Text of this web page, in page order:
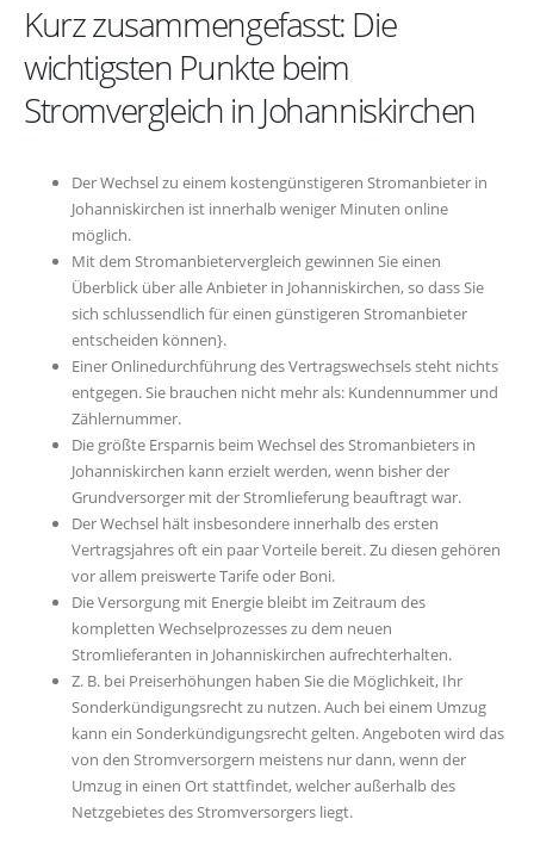
Kurz zusammengefasst: Die
wichtigsten Punkte beim
Stromvergleich in Johanniskirchen
Der Wechsel zu einem kostengünstigeren Stromanbieter in
Johanniskirchen ist innerhalb weniger Minuten online
möglich.
Mit dem Stromanbietervergleich gewinnen Sie einen
Überblick über alle Anbieter in Johanniskirchen, so dass Sie
sich schlussendlich für einen günstigeren Stromanbieter
entscheiden können}.
Einer Onlinedurchführung des Vertragswechsels steht nichts
entgegen. Sie brauchen nicht mehr als: Kundennummer und
Zählernummer.
Die größte Ersparnis beim Wechsel des Stromanbieters in
Johanniskirchen kann erzielt werden, wenn bisher der
Grundversorger mit der Stromlieferung beauftragt war.
Der Wechsel hält insbesondere innerhalb des ersten
Vertragsjahres oft ein paar Vorteile bereit. Zu diesen gehören
vor allem preiswerte Tarife oder Boni.
Die Versorgung mit Energie bleibt im Zeitraum des
kompletten Wechselprozesses zu dem neuen
Stromlieferanten in Johanniskirchen aufrechterhalten.
Z. B. bei Preiserhöhungen haben Sie die Möglichkeit, Ihr
Sonderkündigungsrecht zu nutzen. Auch bei einem Umzug
kann ein Sonderkündigungsrecht gelten. Angeboten wird das
von den Stromversorgern meistens nur dann, wenn der
Umzug in einen Ort stattfindet, welcher außerhalb des
Netzgebietes des Stromversorgers liegt.